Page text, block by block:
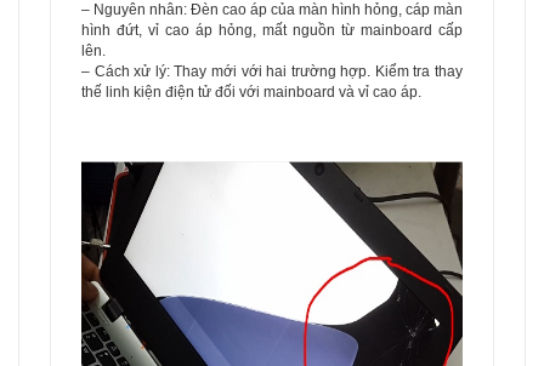
– Nguyên nhân: Đèn cao áp của màn hình hỏng, cáp màn
hình đứt, vỉ cao áp hỏng, mất nguồn từ mainboard cấp
lên.
– Cách xử lý: Thay mới với hai trường hợp. Kiểm tra thay
thế linh kiện điện tử đối với mainboard và vỉ cao áp.